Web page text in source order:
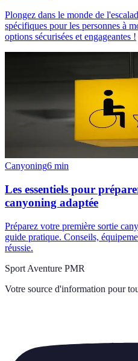
Plongez dans le monde de
spécifiques pour les personnes à
options sécurisées et engageantes !
Canyoning6 min
Les essentiels pour
canyoning adaptée
Préparez votre première sortie
guide pratique. Conseils,
réussie.
Sport Aventure PMR
Votre source d'information pour